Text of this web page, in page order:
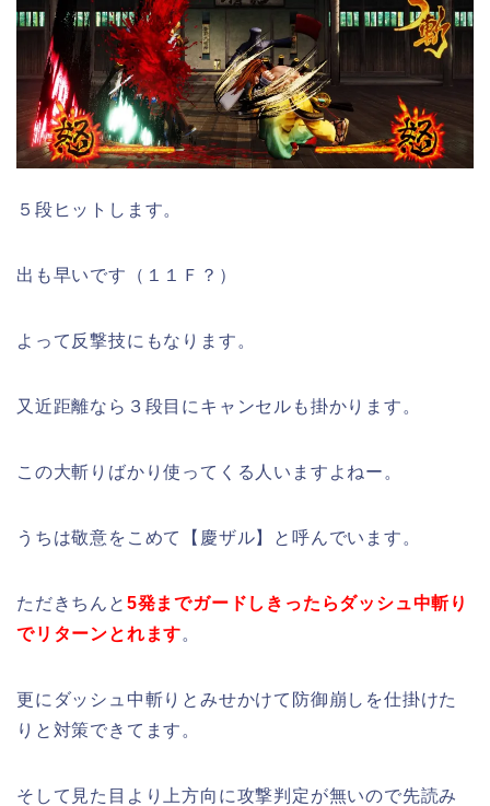
５段ヒットします。
出も早いです（１１Ｆ？）
よって反撃技にもなります。
又近距離なら３段目にキャンセルも掛かります。
この大斬りばかり使ってくる人いますよねー。
うちは敬意をこめて【慶ザル】と呼んでいます。
ただきちんと 5発までガードしきったらダッシュ中斬り
でリターンとれます。
更にダッシュ中斬りとみせかけて防御崩しを仕掛けた
りと対策できてます。
そして見た目より上方向に攻撃判定が無いので先読み